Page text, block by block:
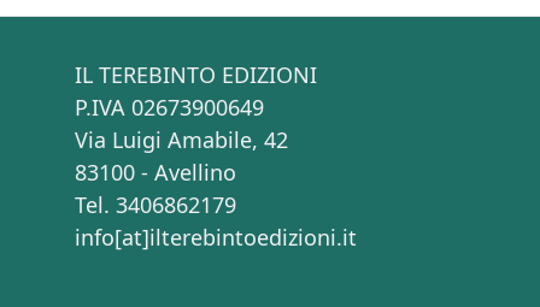
IL TEREBINTO EDIZIONI
P.IVA 02673900649
Via Luigi Amabile, 42
83100 - Avellino
Tel. 3406862179
info[at]ilterebintoedizioni.it